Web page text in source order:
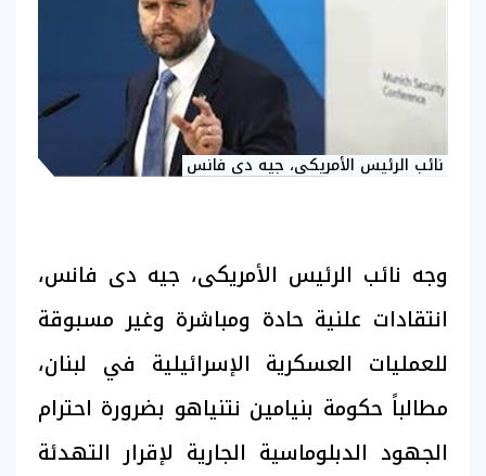
نائب الرئيس الأمريكى، جيه دى فانس
وجه نائب الرئيس الأمريكى، جيه دى فانس،
انتقادات علنية حادة ومباشرة وغير مسبوقة
للعمليات العسكرية الإسرائيلية في لبنان،
مطالباً حكومة بنيامين نتنياهو بضرورة احترام
الجهود الدبلوماسية الجارية لإقرار التهدئة